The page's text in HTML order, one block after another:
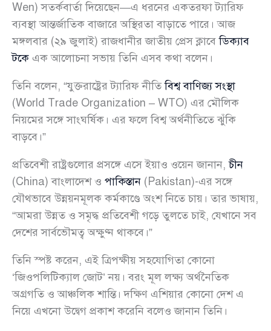
Wen) সতর্কবার্তা দিয়েছেন—এ ধরনের একতরফা ট্যারিফ
ব্যবস্থা আন্তর্জাতিক বাজারে অস্থিরতা বাড়াতে পারে। আজ
মঙ্গলবার (২৯ জুলাই) রাজধানীর জাতীয় প্রেস ক্লাবেডিক্যাব
টকে এক আলোচনা সভায় তিনি এসব কথা বলেন।
তিনি বলেন, “যুক্তরাষ্ট্রের ট্যারিফ নীতিবিশ্ব বাণিজ্য সংস্থা
(World Trade Organization – WTO) এর মৌলিক
নিয়মের সঙ্গে সাংঘর্ষিক। এর ফলে বিশ্ব অর্থনীতিতে ঝুঁকি
বাড়বে।”
প্রতিবেশী রাষ্ট্রগুলোর প্রসঙ্গে এসে ইয়াও ওয়েন জানান,চীন
(China) বাংলাদেশ ও পাকিস্তান (Pakistan)-এর সঙ্গে
যৌথভাবে উন্নয়নমূলক কর্মকাণ্ডে অংশ নিতে চায়। তার ভাষায়,
“আমরা উন্নত ও সমৃদ্ধ প্রতিবেশী গড়ে তুলতে চাই, যেখানে সব
দেশের সার্বভৌমত্ব অক্ষুণ্ন থাকবে।”
তিনি স্পষ্ট করেন, এই ত্রিপক্ষীয় সহযোগিতা কোনো
‘জিওপলিটিক্যাল জোট’ নয়। বরং মূল লক্ষ্য অর্থনৈতিক
অগ্রগতি ও আঞ্চলিক শান্তি। দক্ষিণ এশিয়ার কোনো দেশ এ
নিয়ে এখনো উদ্বেগ প্রকাশ করেনি বলেও জানান তিনি।